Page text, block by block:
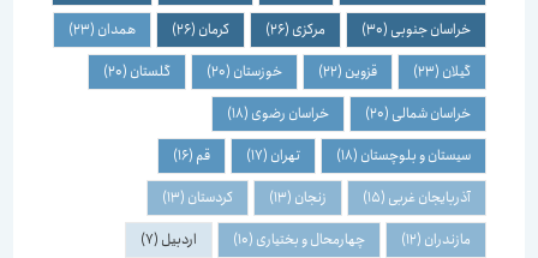
خراسان جنوبی(30) مرکزی(26) کرمان(26) همدان(23)
گیلان(23) قزوین(22) خوزستان(20) گلستان(20)
خراسان شمالی(20) خراسان رضوی(18)
سیستان و بلوچستان(18) تهران(17)
(16)
آذربایجان غربی(15) زنجان(13) کردستان(13)
مازندران(12) چهارمحال و بختیاری(10) اردبیل(7)